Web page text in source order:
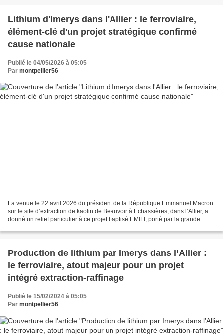
Lithium d'Imerys dans l'Allier : le ferroviaire,
élément-clé d'un projet stratégique confirmé
cause nationale
Publié le 04/05/2026 à 05:05
Par montpellier56
La venue le 22 avril 2026 du président de la République Emmanuel Macron
sur le site d’extraction de kaolin de Beauvoir à Echassières, dans l’Allier, a
donné un relief particulier à ce projet baptisé EMILI, porté par la grande
Production de lithium par Imerys dans l’Allier :
le ferroviaire, atout majeur pour un projet
intégré extraction-raffinage
Publié le 15/02/2024 à 05:05
Par montpellier56